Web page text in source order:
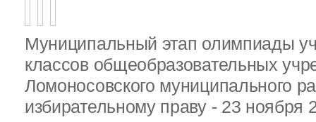
Муниципальный этап олимпиады
классов общеобразовательных
Ломоносовского муниципального
избирательному праву - 23 ноября